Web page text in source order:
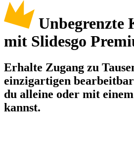
Unbegrenzte
mit Slidesgo
Erhalte Zugang zu
einzigartigen
du alleine oder mit
kannst.